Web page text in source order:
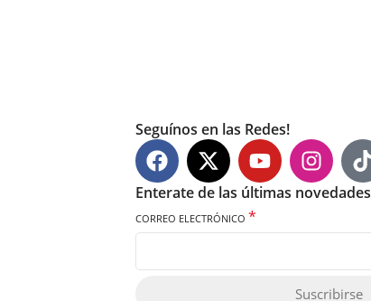
Seguínos en las Redes!
Enterate de las últimas novedades
CORREO ELECTRÓNICO *
Suscribirse